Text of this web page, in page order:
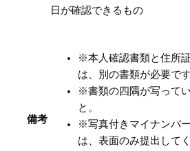
日が確認できるもの
備考
※本人確認書類と住所
は、別の書類が必要です
※書類の四隅が写って
と。
※写真付きマイナンバ
は、表面のみ提出して